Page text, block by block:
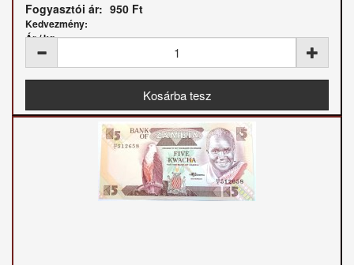
Fogyasztói ár: 950 Ft
Kedvezmény:
Ár / kg: